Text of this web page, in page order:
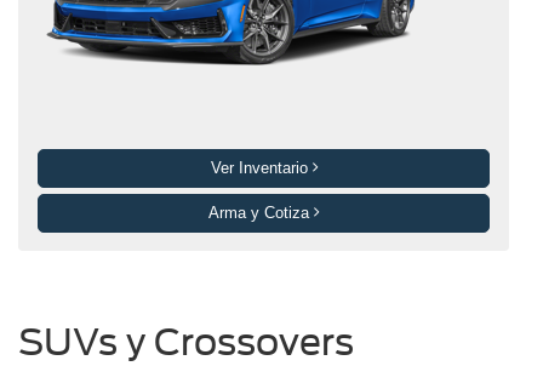
Ver Inventario
Arma y Cotiza
SUVs y Crossovers